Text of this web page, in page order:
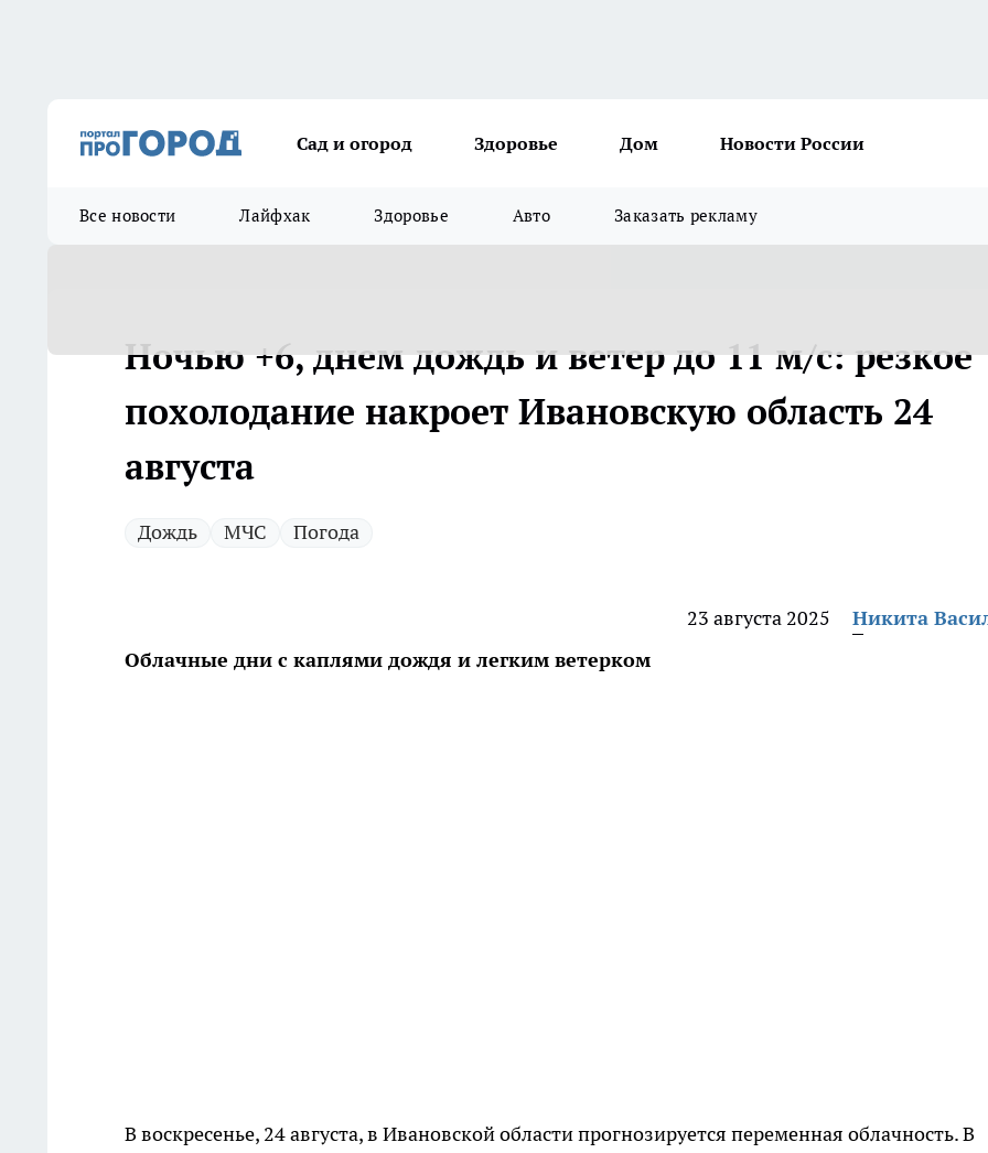
Сад и огород Здоровье Дом Новости России
Все новости Лайфхак Здоровье Авто Заказать рекламу
Ночью +6, днем дождь и ветер до 11 м/с: резкое
похолодание накроет Ивановскую область 24
августа
Дождь МЧС Погода
23 августа 2025
Никита
Облачные дни с каплями дождя и легким ветерком
В воскресенье, 24 августа, в Ивановской области прогнозируется переменная облачность. В